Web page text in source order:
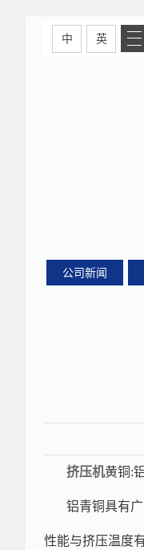
中 英
公司新闻
挤压机黄铜:
铝青铜具有
性能与挤压温度